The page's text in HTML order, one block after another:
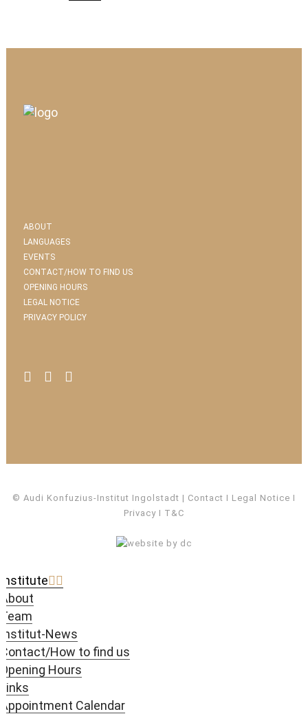
ABOUT
LANGUAGES
EVENTS
CONTACT/HOW TO FIND US
OPENING HOURS
LEGAL NOTICE
PRIVACY POLICY
© Audi Konfuzius-Institut Ingolstadt Contact I Legal Notice I
PrivacyI T&C
Institute
About
Team
Institut-News
Contact/How to find us
Opening Hours
Links
Appointment Calendar